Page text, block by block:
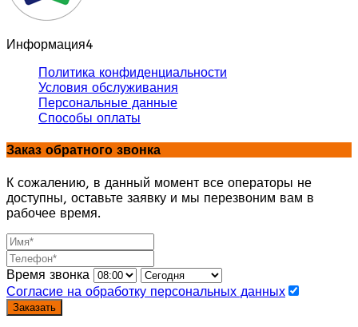
Информация4
Политика конфиденциальности
Условия обслуживания
Персональные данные
Способы оплаты
Заказ обратного звонка
К сожалению, в данный момент все операторы не
доступны, оставьте заявку и мы перезвоним вам в
рабочее время.
Время звонка
Согласие на обработку персональных данных
Заказать